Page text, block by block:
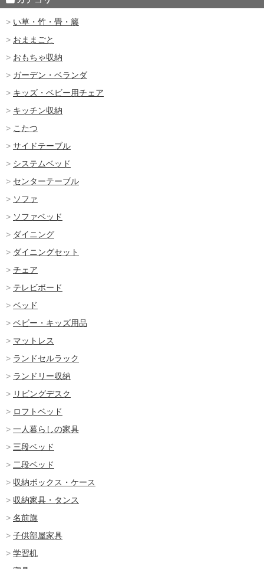
い草・竹・畳・籐
おままごと
おもちゃ収納
ガーデン・ベランダ
キッズ・ベビー用チェア
キッチン収納
こたつ
サイドテーブル
システムベッド
センターテーブル
ソファ
ソファベッド
ダイニング
ダイニングセット
チェア
テレビボード
ベッド
ベビー・キッズ用品
マットレス
ランドセルラック
ランドリー収納
リビングデスク
ロフトベッド
一人暮らしの家具
三段ベッド
二段ベッド
収納ボックス・ケース
収納家具・タンス
名前旗
子供部屋家具
学習机